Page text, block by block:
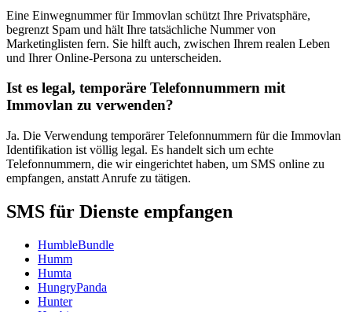
Eine Einwegnummer für Immovlan schützt Ihre Privatsphäre,
begrenzt Spam und hält Ihre tatsächliche Nummer von
Marketinglisten fern. Sie hilft auch, zwischen Ihrem realen Leben
und Ihrer Online-Persona zu unterscheiden.
Ist es legal, temporäre Telefonnummern mit
Immovlan zu verwenden?
Ja. Die Verwendung temporärer Telefonnummern für die Immovlan
Identifikation ist völlig legal. Es handelt sich um echte
Telefonnummern, die wir eingerichtet haben, um SMS online zu
empfangen, anstatt Anrufe zu tätigen.
SMS für Dienste empfangen
HumbleBundle
Humm
Humta
HungryPanda
Hunter